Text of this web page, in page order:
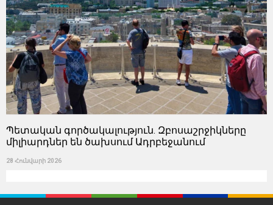
Պետական ​​գործակալություն. Զբոսաշրջիկները
միլիարդներ են ծախսում Ադրբեջանում
28 Հունվարի 2026